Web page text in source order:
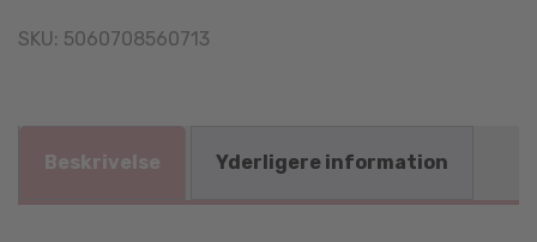
SKU: 5060708560713
Beskrivelse Yderligere information